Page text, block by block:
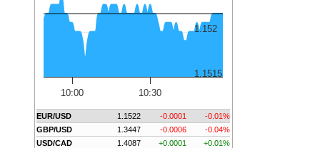
10:00 10:30
1.1515
1.152
EUR/USD 1.1522 -0.0001
-0.01%
GBP/USD
1.3447 -0.0006
-0.04%
USD/CAD
1.4087 +0.0001
+0.01%